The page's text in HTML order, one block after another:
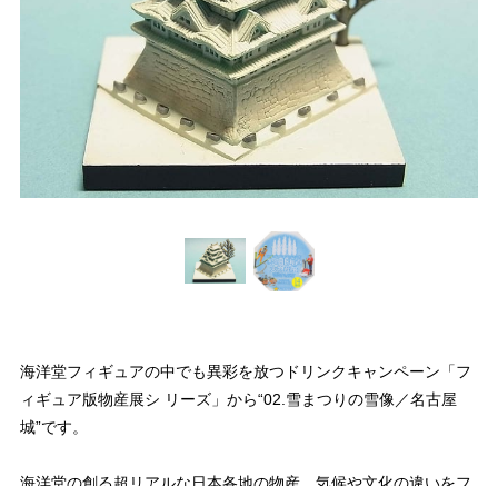
海洋堂フィギュアの中でも異彩を放つドリンクキャンペーン「フ
ィギュア版物産展シ リーズ」から“02.雪まつりの雪像／名古屋
城”です。
海洋堂の創る超リアルな日本各地の物産、気候や文化の違いをフ